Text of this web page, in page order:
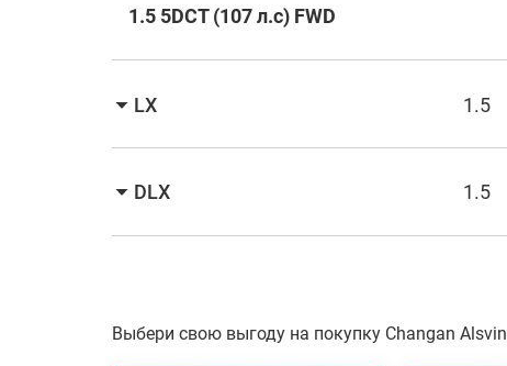
1.5 5DCT (107 л.с) FWD
LX 1.5
DLX 1.5
Выбери свою выгоду на покупку Changan Alsvin